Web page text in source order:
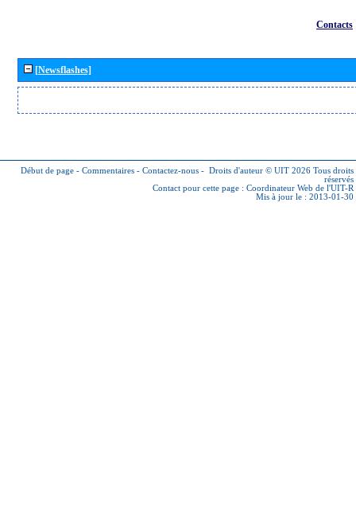
Contacts
[Newsflashes]
Début de page - Commentaires - Contactez-nous - Droits d'auteur © UIT 2026 Tous droits
réservés
Contact pour cette page : Coordinateur Web de l'UIT-R
Mis à jour le : 2013-01-30